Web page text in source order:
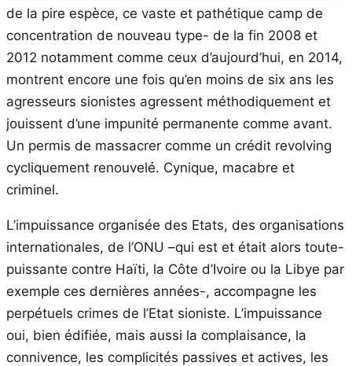
de la pire espèce, ce vaste et pathétique camp de
concentration de nouveau type- de la fin 2008 et
2012 notamment comme ceux d’aujourd’hui, en 2014,
montrent encore une fois qu’en moins de six ans les
agresseurs sionistes agressent méthodiquement et
jouissent d’une impunité permanente comme avant.
Un permis de massacrer comme un crédit revolving
cycliquement renouvelé. Cynique, macabre et
criminel.
L’impuissance organisée des Etats, des organisations
internationales, de l’ONU –qui est et était alors toute-
puissante contre Haïti, la Côte d’Ivoire ou la Libye par
exemple ces dernières années-, accompagne les
perpétuels crimes de l’Etat sioniste. L’impuissance
oui, bien édifiée, mais aussi la complaisance, la
connivence, les complicités passives et actives, les